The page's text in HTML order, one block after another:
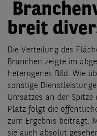
breit
Die Verteilung des
Branchen zeigte im
heterogenes Bild. Wie
sonstige
Umsatzes an der Spitze
Platz folgt die
zum Ergebnis beiträgt.
sie auch absolut